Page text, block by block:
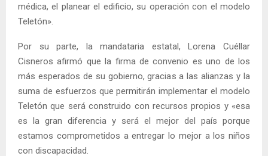
médica, el planear el edificio, su operación con el modelo
Teletón».
Por su parte, la mandataria estatal, Lorena Cuéllar
Cisneros afirmó que la firma de convenio es uno de los
más esperados de su gobierno, gracias a las alianzas y la
suma de esfuerzos que permitirán implementar el modelo
Teletón que será construido con recursos propios y «esa
es la gran diferencia y será el mejor del país porque
estamos comprometidos a entregar lo mejor a los niños
con discapacidad.